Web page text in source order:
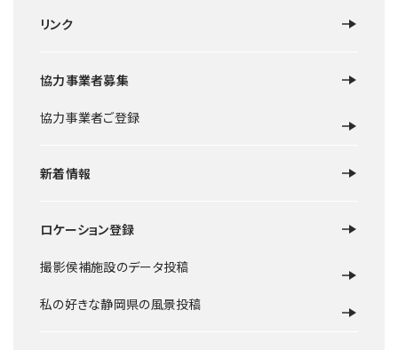
リンク
協力事業者募集
協力事業者ご登録
新着情報
ロケーション登録
撮影侯補施設のデータ投稿
私の好きな静岡県の風景投稿